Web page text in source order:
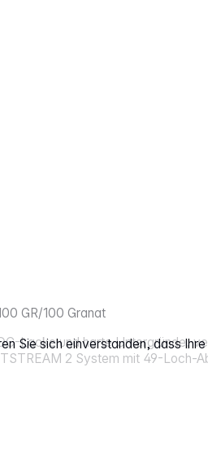
Sie sich einverstanden, dass
GR/100 Granat
Lacke und harte Untergründe,
2 System mit 49-Loch-